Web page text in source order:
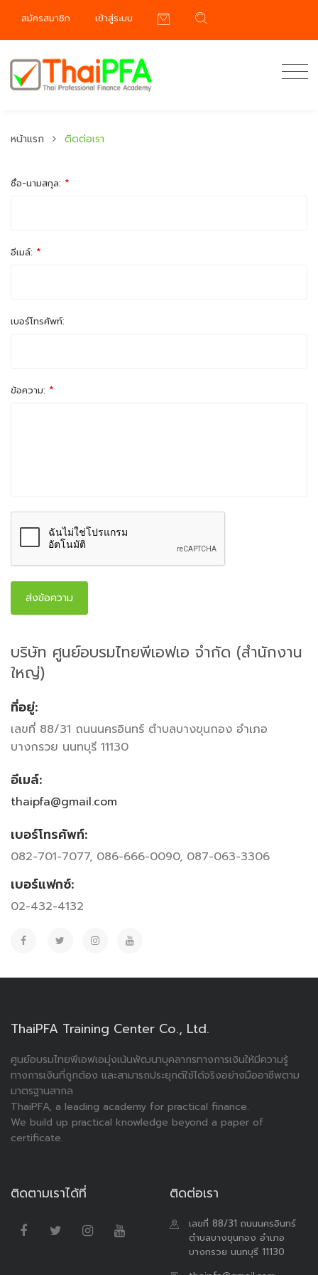
สมัครสมาชิก เข้าสู่ระบบ
หน้าแรก ติดต่อเรา
ชื่อ-นามสกุล: *
อีเมล์: *
เบอร์โทรศัพท์:
ข้อความ: *
ส่งข้อความ
บริษัท ศูนย์อบรมไทยพีเอฟเอ จำกัด (สำนักงาน
ใหญ่)
ที่อยู่:
เลขที่ 88/31 ถนนนครอินทร์ ตำบลบางขุนกอง อำเภอ
บางกรวย นนทบุรี 11130
อีเมล์:
thaipfa@gmail.com
เบอร์โทรศัพท์:
082-701-7077, 086-666-0090, 087-063-3306
เบอร์แฟกซ์:
02-432-4132
ThaiPFA Training Center Co., Ltd.
ศูนย์อบรมไทยพีเอฟเอมุ่งเน้นพัฒนาบุคลากรทางการเงินให้มีความรู้
ทางการเงินที่ถูกต้อง และสามารถประยุกต์ใช้ได้จริงอย่างมืออาชีพตาม
มาตรฐานสากล
ThaiPFA, a leading academy for practical finance.
We build up practical knowledge beyond a paper of
certificate.
ติดตามเราได้ที่ ติดต่อเรา
เลขที่ 88/31 ถนนนครอินทร์
ตำบลบางขุนกอง อำเภอ
บางกรวย นนทบุรี 11130